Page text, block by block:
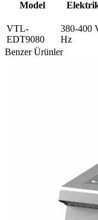
Model
VTL-
EDT9080
380-400
Hz
Benzer Ürünler